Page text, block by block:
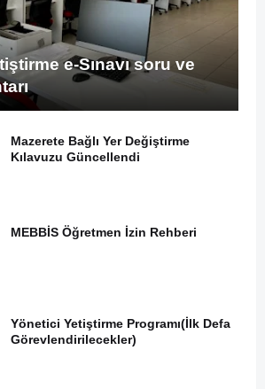
e-Sınavı soru ve
Mazerete Bağlı Yer Değiştirme
Kılavuzu Güncellendi
MEBBİS Öğretmen İzin Rehberi
Yönetici Yetiştirme Programı(İlk Defa
Görevlendirilecekler)